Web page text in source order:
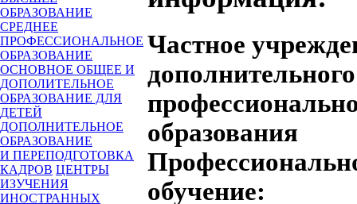
ОБРАЗОВАНИЕ
СРЕДНЕЕ
ПРОФЕССИОНАЛЬНОЕ
ОБРАЗОВАНИЕ
ОСНОВНОЕ ОБЩЕЕ И
ДОПОЛИТЕЛЬНОЕ
ОБРАЗОВАНИЕ ДЛЯ
ДЕТЕЙ
ДОПОЛНИТЕЛЬНОЕ
ОБРАЗОВАНИЕ
И ПЕРЕПОДГОТОВКА
КАДРОВ ЦЕНТРЫ
ИЗУЧЕНИЯ
ИНОСТРАННЫХ
Частное
дополнительного
образования
обучение: